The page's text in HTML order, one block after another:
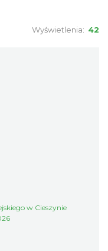
2026-08-14
Wyświetlenia: 42
w Cieszynie